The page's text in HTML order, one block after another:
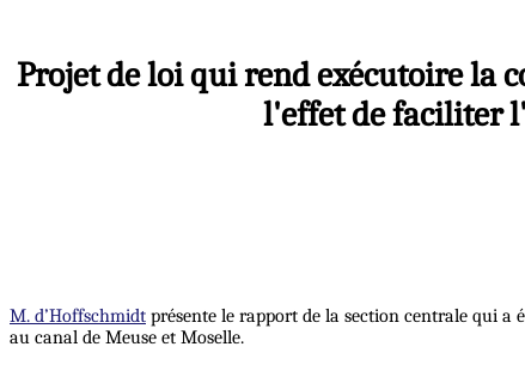
Projet de loi qui rend exécutoire la
l'effet de faciliter
M. d’Hoffschmidt présente le rapport de la section centrale qui a
au canal de Meuse et Moselle.